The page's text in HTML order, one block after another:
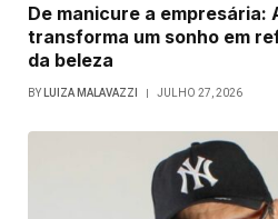
De manicure a empresária:
transforma um sonho em
da beleza
BY LUIZA MALAVAZZI JULHO 27, 2026